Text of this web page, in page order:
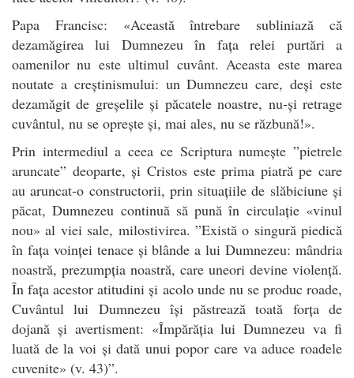
Papa Francisc: «Această întrebare subliniază că
dezamăgirea lui Dumnezeu în fața relei purtări a
oamenilor nu este ultimul cuvânt. Aceasta este marea
noutate a creștinismului: un Dumnezeu care, deși este
dezamăgit de greșelile și păcatele noastre, nu-și retrage
cuvântul, nu se oprește și, mai ales, nu se răzbună!».
Prin intermediul a ceea ce Scriptura numește ”pietrele
aruncate” deoparte, și Cristos este prima piatră pe care
au aruncat-o constructorii, prin situațiile de slăbiciune și
păcat, Dumnezeu continuă să pună în circulație «vinul
nou» al viei sale, milostivirea. ”Există o singură piedică
în fața voinței tenace și blânde a lui Dumnezeu: mândria
noastră, prezumpția noastră, care uneori devine violență.
În fața acestor atitudini și acolo unde nu se produc roade,
Cuvântul lui Dumnezeu își păstrează toată forța de
dojană și avertisment: «Împărăția lui Dumnezeu va fi
luată de la voi și dată unui popor care va aduce roadele
cuvenite» (v. 43)”.